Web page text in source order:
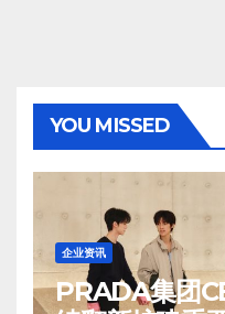
YOU MISSED
企业资讯
PRADA集团